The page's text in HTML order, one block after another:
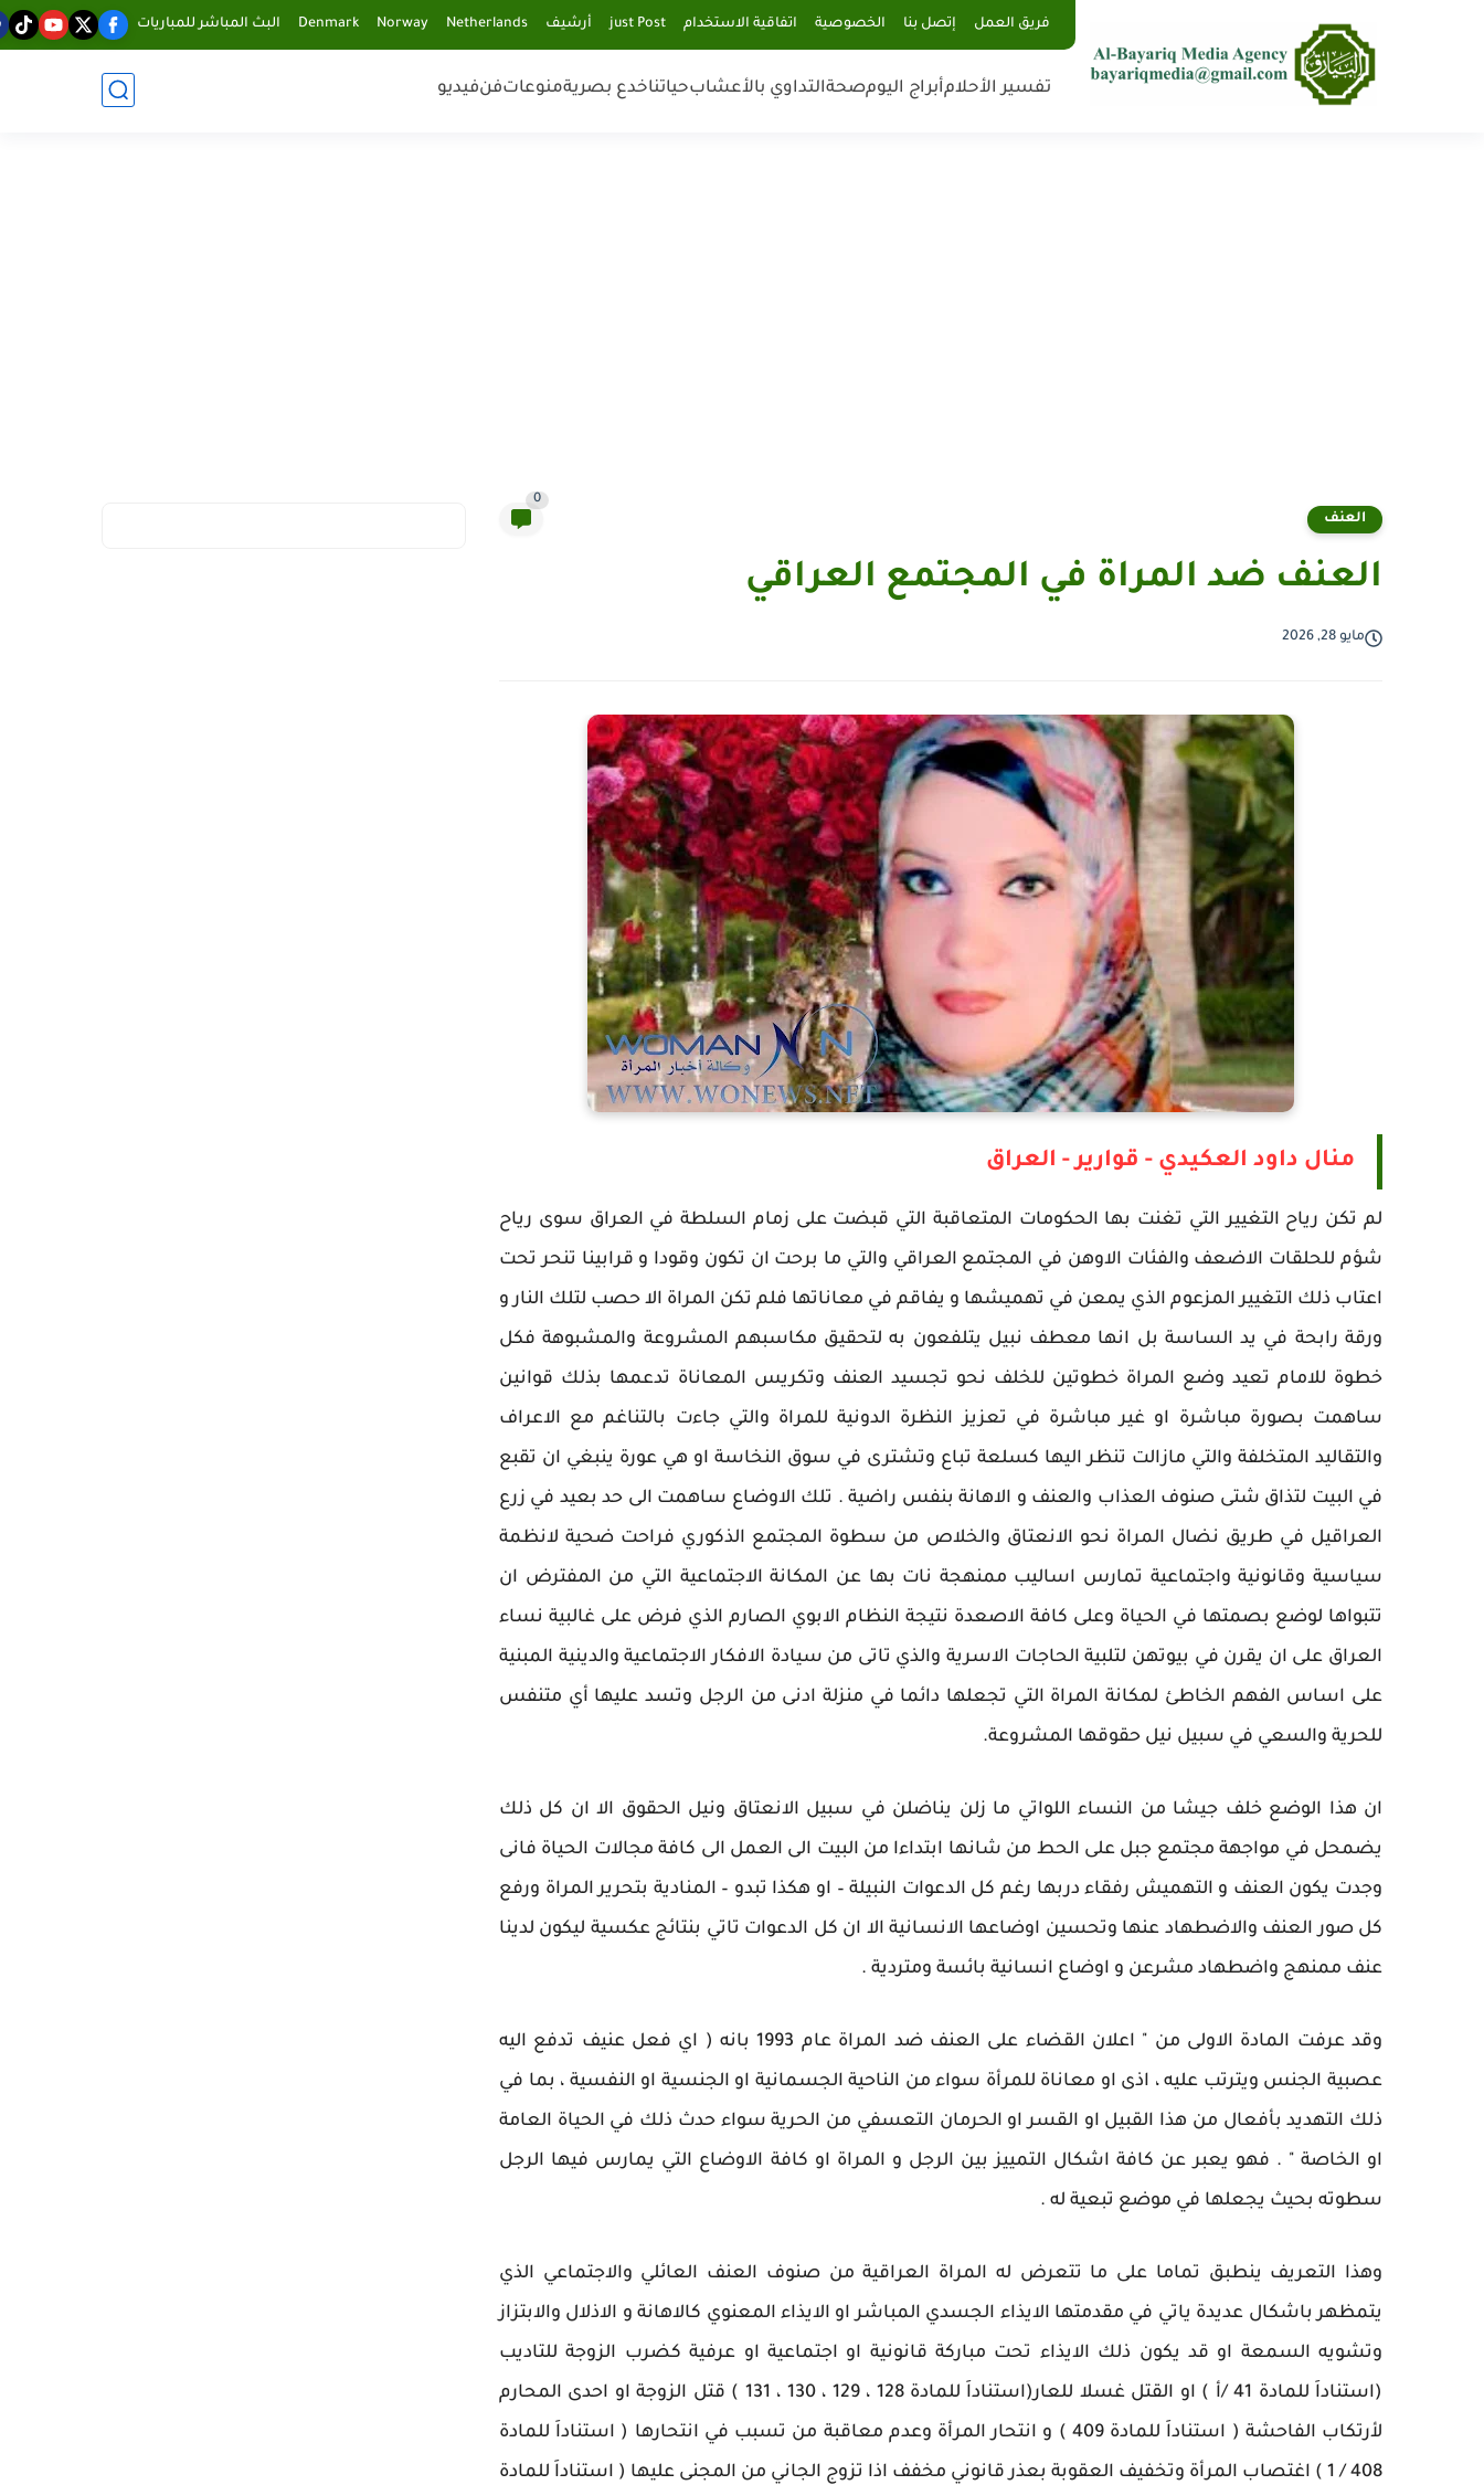
فريق العمل إتصل بنا الخصوصية اتفاقية الاستخدام just Post أرشيف Netherlands
Norway
Denmark البث المباشر للمباريات
تفسير الأحلامأبراج اليومصحةالتداوي بالأعشابحياتناخدع بصريةمنوعاتفنفيديو
العنف
0
العنف ضد المراة في المجتمع العراقي
مايو 28, 2026
منال داود العكيدي - قوارير - العراق
لم تكن رياح التغيير التي تغنت بها الحكومات المتعاقبة التي قبضت على زمام السلطة في العراق سوى رياح
شؤم للحلقات الاضعف والفئات الاوهن في المجتمع العراقي والتي ما برحت ان تكون وقودا و قرابينا تنحر تحت
اعتاب ذلك التغيير المزعوم الذي يمعن في تهميشها و يفاقم في معاناتها فلم تكن المراة الا حصب لتلك النار و
ورقة رابحة في يد الساسة بل انها معطف نبيل يتلفعون به لتحقيق مكاسبهم المشروعة والمشبوهة فكل
خطوة للامام تعيد وضع المراة خطوتين للخلف نحو تجسيد العنف وتكريس المعاناة تدعمها بذلك قوانين
ساهمت بصورة مباشرة او غير مباشرة في تعزيز النظرة الدونية للمراة والتي جاءت بالتناغم مع الاعراف
والتقاليد المتخلفة والتي مازالت تنظر اليها كسلعة تباع وتشترى في سوق النخاسة او هي عورة ينبغي ان تقبع
في البيت لتذاق شتى صنوف العذاب والعنف و الاهانة بنفس راضية . تلك الاوضاع ساهمت الى حد بعيد في زرع
العراقيل في طريق نضال المراة نحو الانعتاق والخلاص من سطوة المجتمع الذكوري فراحت ضحية لانظمة
سياسية وقانونية واجتماعية تمارس اساليب ممنهجة نات بها عن المكانة الاجتماعية التي من المفترض ان
تتبواها لوضع بصمتها في الحياة وعلى كافة الاصعدة نتيجة النظام الابوي الصارم الذي فرض على غالبية نساء
العراق على ان يقرن في بيوتهن لتلبية الحاجات الاسرية والذي تاتى من سيادة الافكار الاجتماعية والدينية المبنية
على اساس الفهم الخاطئ لمكانة المراة التي تجعلها دائما في منزلة ادنى من الرجل وتسد عليها أي متنفس
للحرية والسعي في سبيل نيل حقوقها المشروعة.
ان هذا الوضع خلف جيشا من النساء اللواتي ما زلن يناضلن في سبيل الانعتاق ونيل الحقوق الا ان كل ذلك
يضمحل في مواجهة مجتمع جبل على الحط من شانها ابتداءا من البيت الى العمل الى كافة مجالات الحياة فانى
وجدت يكون العنف و التهميش رفقاء دربها رغم كل الدعوات النبيلة – او هكذا تبدو – المنادية بتحرير المراة ورفع
كل صور العنف والاضطهاد عنها وتحسين اوضاعها الانسانية الا ان كل الدعوات تاتي بنتائج عكسية ليكون لدينا
عنف ممنهج واضطهاد مشرعن و اوضاع انسانية بائسة ومتردية .
وقد عرفت المادة الاولى من " اعلان القضاء على العنف ضد المراة عام 1993 بانه ( اي فعل عنيف تدفع اليه
عصبية الجنس ويترتب عليه ، اذى او معاناة للمرأة سواء من الناحية الجسمانية او الجنسية او النفسية ، بما في
ذلك التهديد بأفعال من هذا القبيل او القسر او الحرمان التعسفي من الحرية سواء حدث ذلك في الحياة العامة
او الخاصة " . فهو يعبر عن كافة اشكال التمييز بين الرجل و المراة او كافة الاوضاع التي يمارس فيها الرجل
سطوته بحيث يجعلها في موضع تبعية له .
وهذا التعريف ينطبق تماما على ما تتعرض له المراة العراقية من صنوف العنف العائلي والاجتماعي الذي
يتمظهر باشكال عديدة ياتي في مقدمتها الايذاء الجسدي المباشر او الايذاء المعنوي كالاهانة و الاذلال والابتزاز
وتشويه السمعة او قد يكون ذلك الايذاء تحت مباركة قانونية او اجتماعية او عرفية كضرب الزوجة للتاديب
(استناداَ للمادة 41 /أ ) او القتل غسلا للعار(استناداَ للمادة 128 ، 129 ، 130 ، 131 ) قتل الزوجة او احدى المحارم
لأرتكاب الفاحشة ( استناداَ للمادة 409 ) و انتحار المرأة وعدم معاقبة من تسبب في انتحارها ( استناداَ للمادة
408 / 1 ) اغتصاب المرأة وتخفيف العقوبة بعذر قانوني مخفف اذا تزوج الجاني من المجنى عليها ( استناداَ للمادة